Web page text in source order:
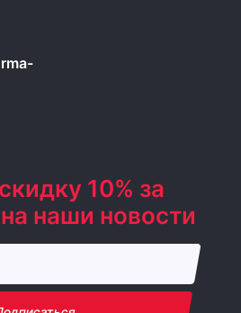
10% за
наши новости